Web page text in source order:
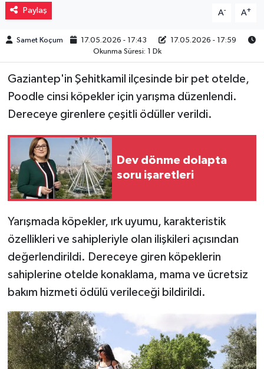
Paylaş A- A+
Samet Koçum 17.05.2026 - 17:43
17.05.2026 - 17:59
Okunma Süresi: 1 Dk
Gaziantep'in Şehitkamil ilçesinde bir pet otelde,
Poodle cinsi köpekler için yarışma düzenlendi.
Dereceye girenlere çeşitli ödüller verildi.
Dev dönme dolapta
soru işaretleri
Yarışmada köpekler, ırk uyumu, karakteristik
özellikleri ve sahipleriyle olan ilişkileri açısından
değerlendirildi. Dereceye giren köpeklerin
sahiplerine otelde konaklama, mama ve ücretsiz
bakım hizmeti ödülü verileceği bildirildi.
Sağlık
Sinemalar
Siyaset
Teknoloji
Türkiye
Video Haber
Yaşam
Yeme-İçme